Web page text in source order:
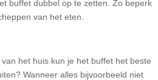
buffet dubbel op te zetten. Zo beperk
van het eten.
het huis kun je het buffet het beste
Wanneer alles bijvoorbeeld niet